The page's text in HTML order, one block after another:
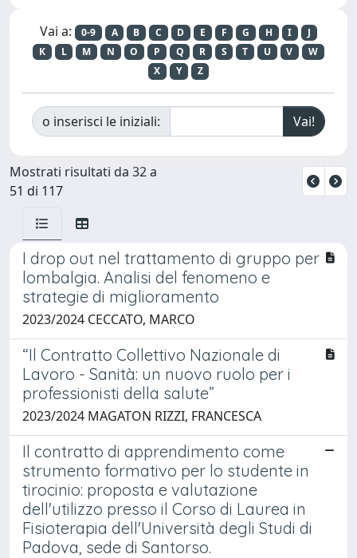
Vai a: 0-9 A B C D E F G H I
J
K
L M N O P Q R S T U V
W
X
Y Z
o inserisci le iniziali:
Mostrati risultati da 32 a
51 di 117
I drop out nel trattamento di gruppo per
lombalgia. Analisi del fenomeno e
strategie di miglioramento
2023/2024 CECCATO, MARCO
“Il Contratto Collettivo Nazionale di
Lavoro - Sanità: un nuovo ruolo per i
professionisti della salute”
2023/2024 MAGATON RIZZI, FRANCESCA
Il contratto di apprendimento come
strumento formativo per lo studente in
tirocinio: proposta e valutazione
dell'utilizzo presso il Corso di Laurea in
Fisioterapia dell'Università degli Studi di
Padova, sede di Santorso.